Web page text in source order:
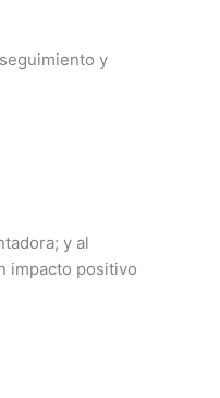
y
y al
impacto positivo